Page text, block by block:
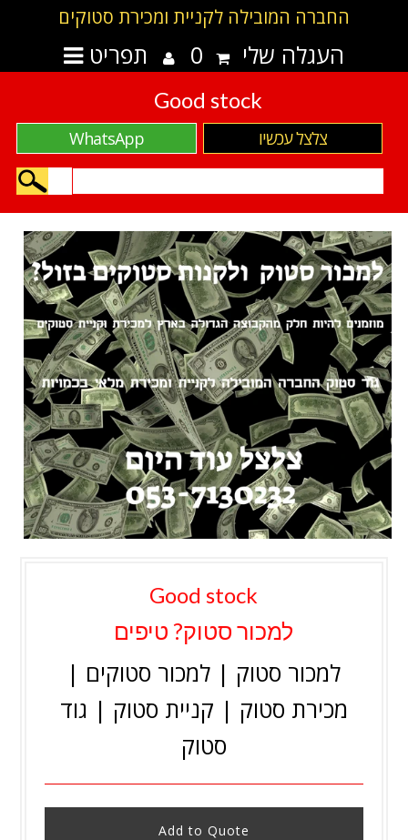
החברה המובילה לקניית ומכירת סטוקים
תפריט העגלה שלי 0
Good stock
WhatsApp צלצל עכשיו
Good stock
למכור סטוק? טיפים
למכור סטוק | למכור סטוקים |
מכירת סטוק | קניית סטוק | גוד
סטוק
Add to Quote